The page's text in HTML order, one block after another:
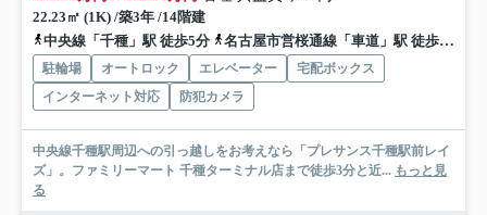
22.23㎡ (1K) /築3年 /14階建
中央線「千種」駅 徒歩5分
名古屋市営桜通線「車道」駅 徒歩7分
駐輪場 オートロック エレベーター
宅配ボックス
インターネット対応
防犯カメラ
中央線千種駅周辺への引っ越しをお考えなら「プレサンス千種駅前レイ
ズ」。ファミリーマート 千種ターミナル店まで徒歩3分と近... もっと見
る